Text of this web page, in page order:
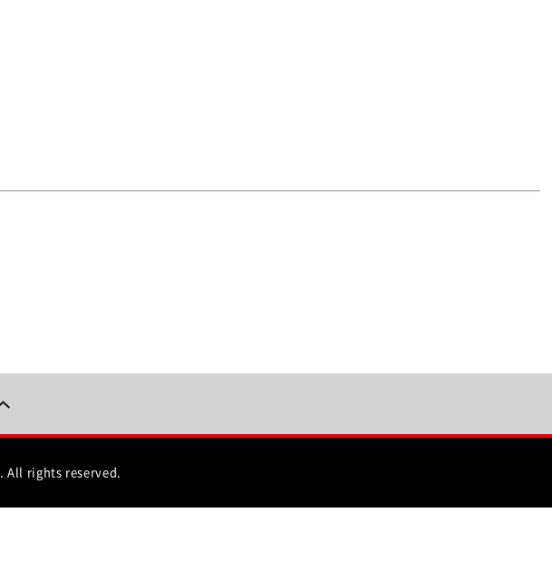
All rights reserved.